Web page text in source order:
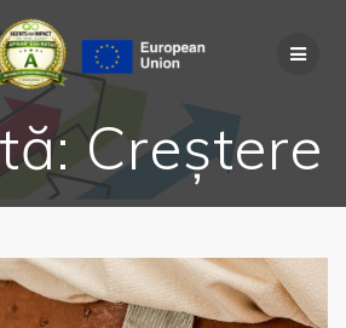
to
content
Creștere